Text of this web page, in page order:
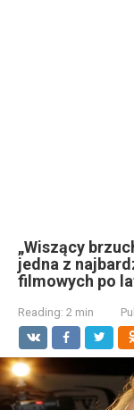
„Wiszący
jedna z
filmowych po
Reading: 2 min